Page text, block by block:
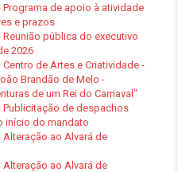
Programa de apoio à atividade
e prazos
Reunião pública do executivo
2026
Centro de Artes e Criatividade -
Brandão de Melo -
de um Rei do Carnaval"
Publicitação de despachos
início do mandato
Alteração ao Alvará de
Alteração ao Alvará de